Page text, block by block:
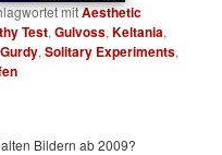
mitAesthetic
Test,Gulvoss,Keltania,
,Solitary Experiments,
Bildern ab 2009?